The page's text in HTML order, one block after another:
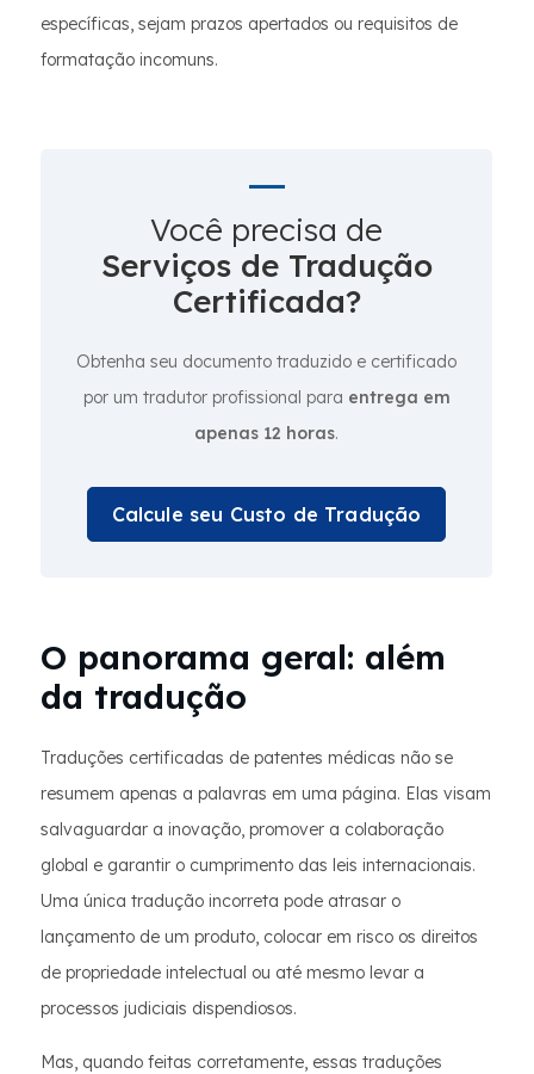
específicas, sejam prazos apertados ou requisitos de
formatação incomuns.
Você precisa de
Serviços de Tradução
Certificada?
Obtenha seu documento traduzido e certificado
por um tradutor profissional para entrega em
apenas 12 horas.
Calcule seu Custo de Tradução
O panorama geral: além
da tradução
Traduções certificadas de patentes médicas não se
resumem apenas a palavras em uma página. Elas visam
salvaguardar a inovação, promover a colaboração
global e garantir o cumprimento das leis internacionais.
Uma única tradução incorreta pode atrasar o
lançamento de um produto, colocar em risco os direitos
de propriedade intelectual ou até mesmo levar a
processos judiciais dispendiosos.
Mas, quando feitas corretamente, essas traduções